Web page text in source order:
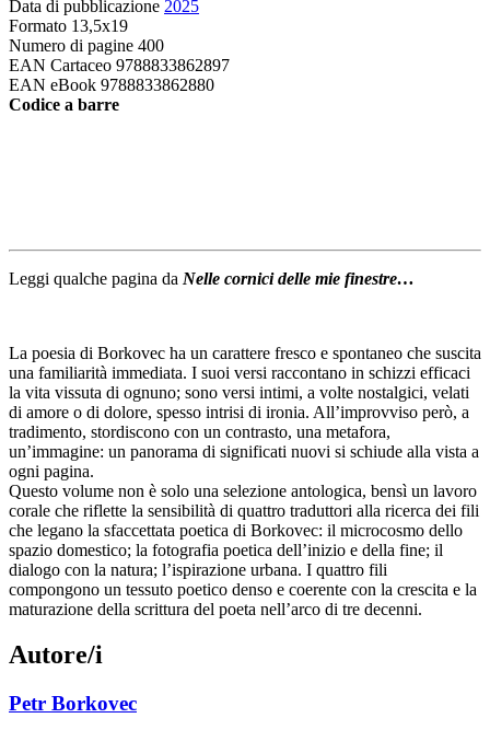
Data di pubblicazione 2025
Formato 13,5x19
Numero di pagine 400
EAN Cartaceo 9788833862897
EAN eBook 9788833862880
Codice a barre
Leggi qualche pagina da Nelle cornici delle mie finestre…
La poesia di Borkovec ha un carattere fresco e spontaneo che suscita
una familiarità immediata. I suoi versi raccontano in schizzi efficaci
la vita vissuta di ognuno; sono versi intimi, a volte nostalgici, velati
di amore o di dolore, spesso intrisi di ironia. All’improvviso però, a
tradimento, stordiscono con un contrasto, una metafora,
un’immagine: un panorama di significati nuovi si schiude alla vista a
ogni pagina.
Questo volume non è solo una selezione antologica, bensì un lavoro
corale che riflette la sensibilità di quattro traduttori alla ricerca dei fili
che legano la sfaccettata poetica di Borkovec: il microcosmo dello
spazio domestico; la fotografia poetica dell’inizio e della fine; il
dialogo con la natura; l’ispirazione urbana. I quattro fili
compongono un tessuto poetico denso e coerente con la crescita e la
maturazione della scrittura del poeta nell’arco di tre decenni.
Autore/i
Petr Borkovec